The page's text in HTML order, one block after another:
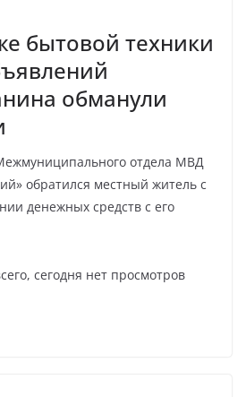
бытовой техники
обманули
отдела МВД
обратился местный житель с
денежных средств с его
сегодня нет просмотров